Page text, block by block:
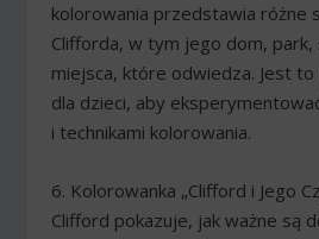
kolorowania przedstawia różne
Clifforda, w tym jego dom, park,
miejsca, które odwiedza. Jest to
dla dzieci, aby
i technikami kolorowania.
6. Kolorowanka „Clifford i Jego
Clifford pokazuje, jak ważne są